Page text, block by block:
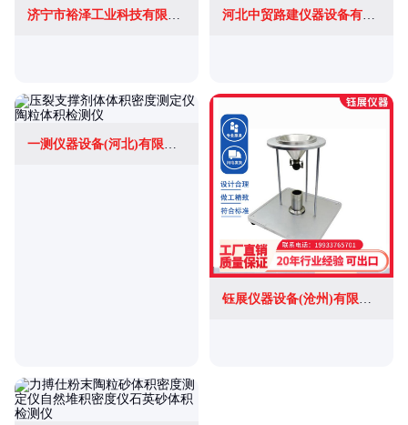
济宁市裕泽工业科技有限公司 河北中贸路建仪器设备有限公司
一测仪器设备(河北)有限公司
钰展仪器设备(沧州)有限公司